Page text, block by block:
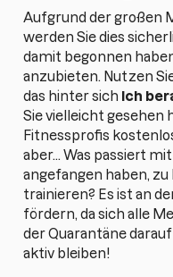
Aufgrund der großen
werden Sie dies
damit begonnen
anzubieten. Nutzen
das hinter sich Ich
Sie vielleicht gesehen
Fitnessprofis
aber... Was passiert
angefangen haben, zu
trainieren? Es ist an
fördern, da sich alle
der Quarantäne
aktiv bleiben!